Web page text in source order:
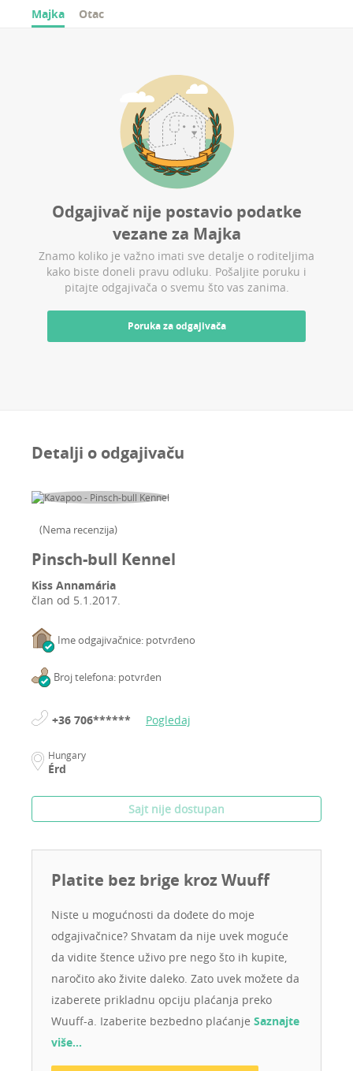
Majka Otac
Odgajivač nije postavio podatke
vezane za Majka
Znamo koliko je važno imati sve detalje o roditeljima
kako biste doneli pravu odluku. Pošaljite poruku i
pitajte odgajivača o svemu što vas zanima.
Poruka za odgajivača
Detalji o odgajivaču
(Nema recenzija)
Pinsch-bull Kennel
Kiss Annamária
član od 5.1.2017.
Ime odgajivačnice: potvrđeno
Broj telefona: potvrđen
+36 706****** Pogledaj
Hungary
Érd
Sajt nije dostupan
Platite bez brige kroz Wuuff
Niste u mogućnosti da dođete do moje
odgajivačnice? Shvatam da nije uvek moguće
da vidite štence uživo pre nego što ih kupite,
naročito ako živite daleko. Zato uvek možete da
izaberete prikladnu opciju plaćanja preko
Wuuff-a. Izaberite bezbedno plaćanje Saznajte
više…